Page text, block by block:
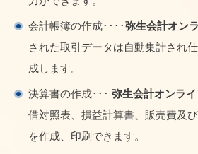
会計帳簿の作成････弥生会計オン
された取引データは自動集計され
成します。
決算書の作成･･･ 弥生会計オンラ
借対照表、損益計算書、販売費及
を作成、印刷できます。